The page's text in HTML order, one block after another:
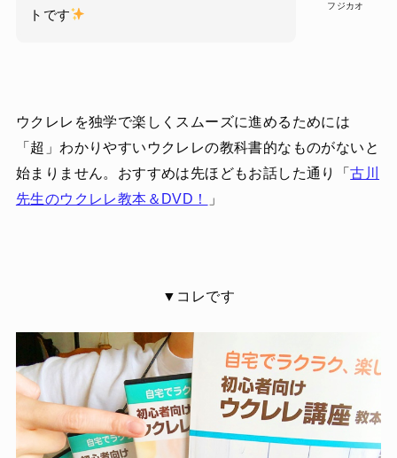
フジカオ
トです
ウクレレを独学で楽しくスムーズに進めるためには
「超」わかりやすいウクレレの教科書的なものがないと
始まりません。おすすめは先ほどもお話した通り「古川
先生のウクレレ教本＆DVD！
」
▼コレです